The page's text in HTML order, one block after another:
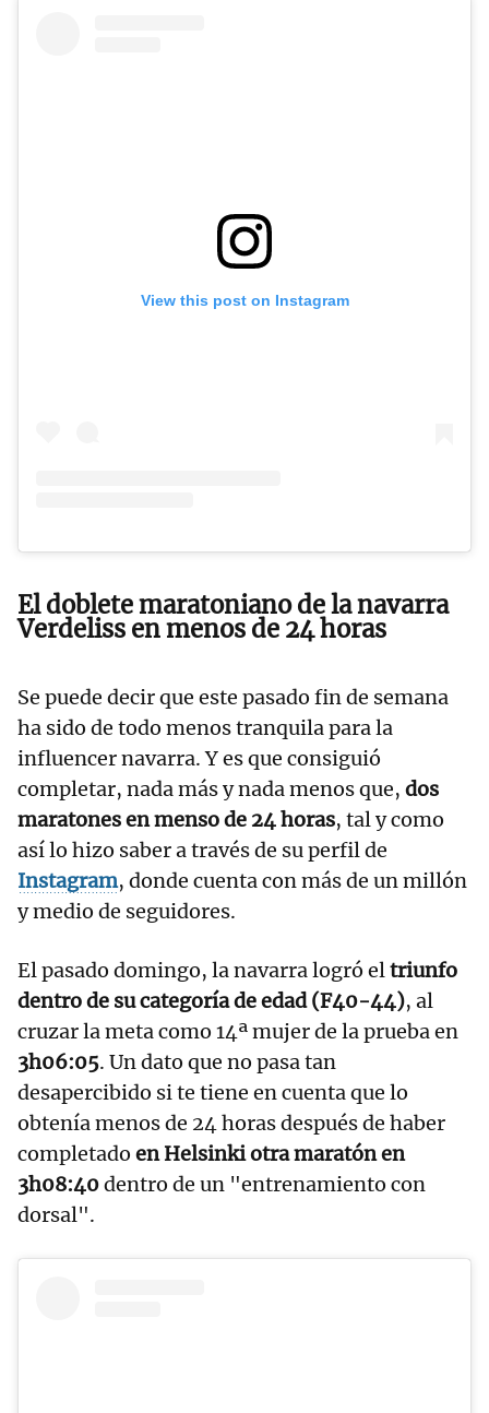
View this post on Instagram
El doblete maratoniano de la navarra
Verdeliss en menos de 24 horas
Se puede decir que este pasado fin de semana
ha sido de todo menos tranquila para la
influencer navarra. Y es que consiguió
completar, nada más y nada menos que, dos
maratones en menso de 24 horas, tal y como
así lo hizo saber a través de su perfil de
Instagram, donde cuenta con más de un millón
y medio de seguidores.
El pasado domingo, la navarra logró eltriunfo
dentro de su categoría de edad (F40-44), al
cruzar la meta como 14ª mujer de la prueba en
3h06:05. Un dato que no pasa tan
desapercibido si te tiene en cuenta que lo
obtenía menos de 24 horas después de haber
completado en Helsinki otra maratón en
3h08:40dentro de un "entrenamiento con
dorsal".